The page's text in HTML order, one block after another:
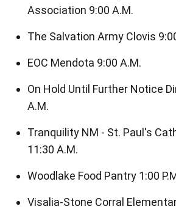
Association 9:00 A.M.
The Salvation Army Clovis
EOC Mendota 9:00 A.M.
On Hold Until Further Notice
A.M.
Tranquility NM - St. Paul's
11:30 A.M.
Woodlake Food Pantry 1:00
Visalia-Stone Corral